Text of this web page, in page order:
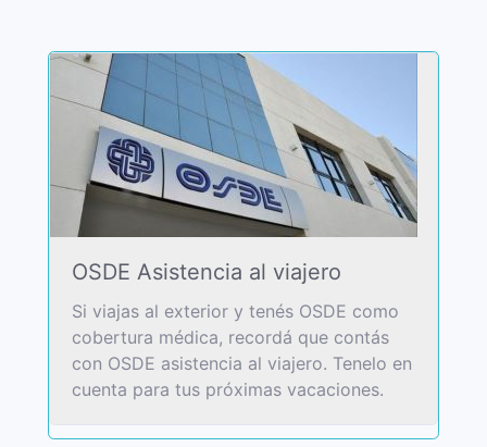
OSDE Asistencia al viajero
Si viajas al exterior y tenés OSDE como
cobertura médica, recordá que contás
con OSDE asistencia al viajero. Tenelo en
cuenta para tus próximas vacaciones.